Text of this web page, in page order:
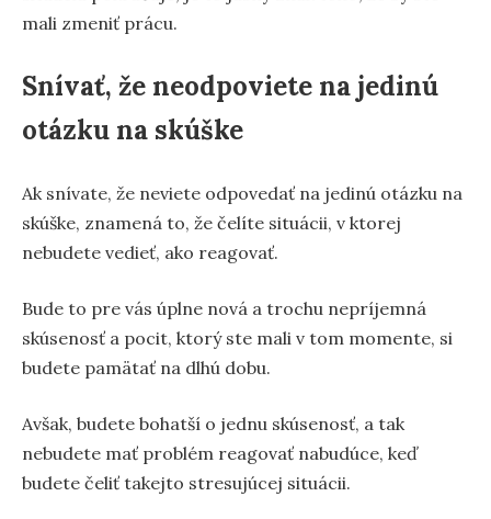
mali zmeniť prácu.
Snívať, že neodpoviete na jedinú
otázku na skúške
Ak snívate, že neviete odpovedať na jedinú otázku na
skúške, znamená to, že čelíte situácii, v ktorej
nebudete vedieť, ako reagovať.
Bude to pre vás úplne nová a trochu nepríjemná
skúsenosť a pocit, ktorý ste mali v tom momente, si
budete pamätať na dlhú dobu.
Avšak, budete bohatší o jednu skúsenosť, a tak
nebudete mať problém reagovať nabudúce, keď
budete čeliť takejto stresujúcej situácii.